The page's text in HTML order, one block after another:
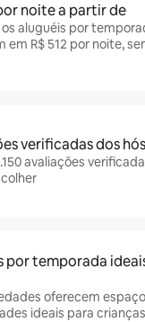
noite a partir de
aluguéis por
em R$ 512 por noite,
verificadas dos
avaliações
por temporada
oferecem
ideais para crianças